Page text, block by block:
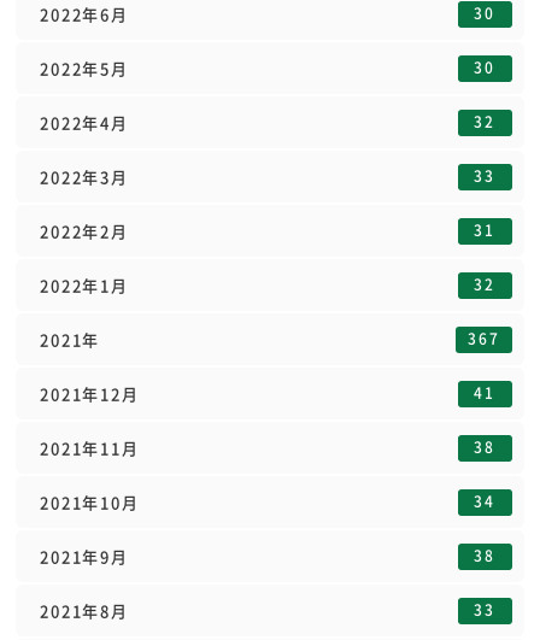
2022年6月 30
2022年5月 30
2022年4月 32
2022年3月 33
2022年2月 31
2022年1月 32
2021年 367
2021年12月 41
2021年11月 38
2021年10月 34
2021年9月 38
2021年8月 33